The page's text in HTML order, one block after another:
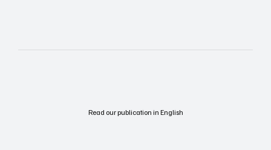
Read our publication in English